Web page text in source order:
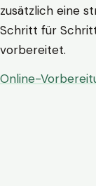
zusätzlich eine
Schritt für
vorbereitet.
Online-